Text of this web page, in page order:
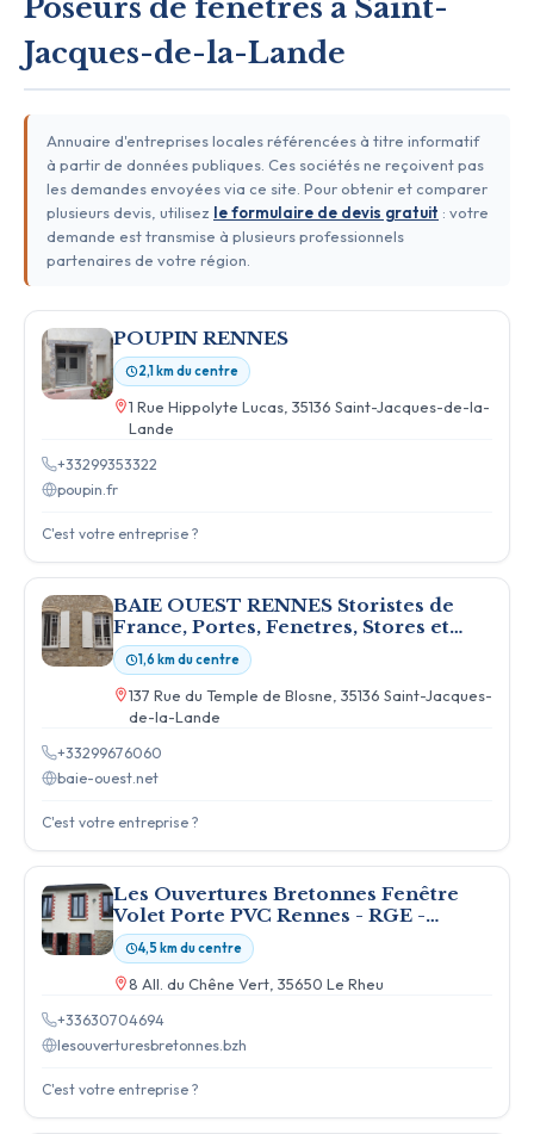
Poseurs de fenêtres à Saint-
Jacques-de-la-Lande
Annuaire d'entreprises locales référencées à titre informatif
à partir de données publiques. Ces sociétés ne reçoivent pas
les demandes envoyées via ce site. Pour obtenir et comparer
plusieurs devis, utilisez le formulaire de devis gratuit : votre
demande est transmise à plusieurs professionnels
partenaires de votre région.
POUPIN RENNES
2,1 km du centre
1 Rue Hippolyte Lucas, 35136 Saint-Jacques-de-la-
Lande
+33299353322
poupin.fr
C'est votre entreprise ?
BAIE OUEST RENNES Storistes de
France, Portes, Fenetres, Stores et
Volets
1,6 km du centre
137 Rue du Temple de Blosne, 35136 Saint-Jacques-
de-la-Lande
+33299676060
baie-ouest.net
C'est votre entreprise ?
Les Ouvertures Bretonnes Fenêtre
Volet Porte PVC Rennes - RGE -
Poseur Installateur Menuisier
4,5 km du centre
8 All. du Chêne Vert, 35650 Le Rheu
+33630704694
lesouverturesbretonnes.bzh
C'est votre entreprise ?